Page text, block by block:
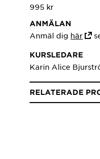
995 kr
ANMÄLAN
Anmäl dig här
KURSLEDARE
Karin Alice
RELATERADE